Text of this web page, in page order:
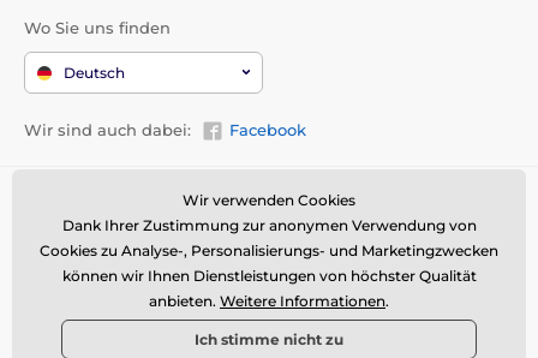
Wo Sie uns finden
Deutsch
Wir sind auch dabei: Facebook
Allgemeine Informationen
Widerrufsrecht
Versand & Zahlungsarten
Rückgabe und Reklamation
Wer wir sind
Über uns
Partnerschaft mit
Galamodino
Kontakt
Wir verwenden Cookies
Dank Ihrer Zustimmung zur anonymen Verwendung von
Cookies zu Analyse-, Personalisierungs- und Marketingzwecken
können wir Ihnen Dienstleistungen von höchster Qualität
anbieten. Weitere Informationen.
Ich stimme nicht zu